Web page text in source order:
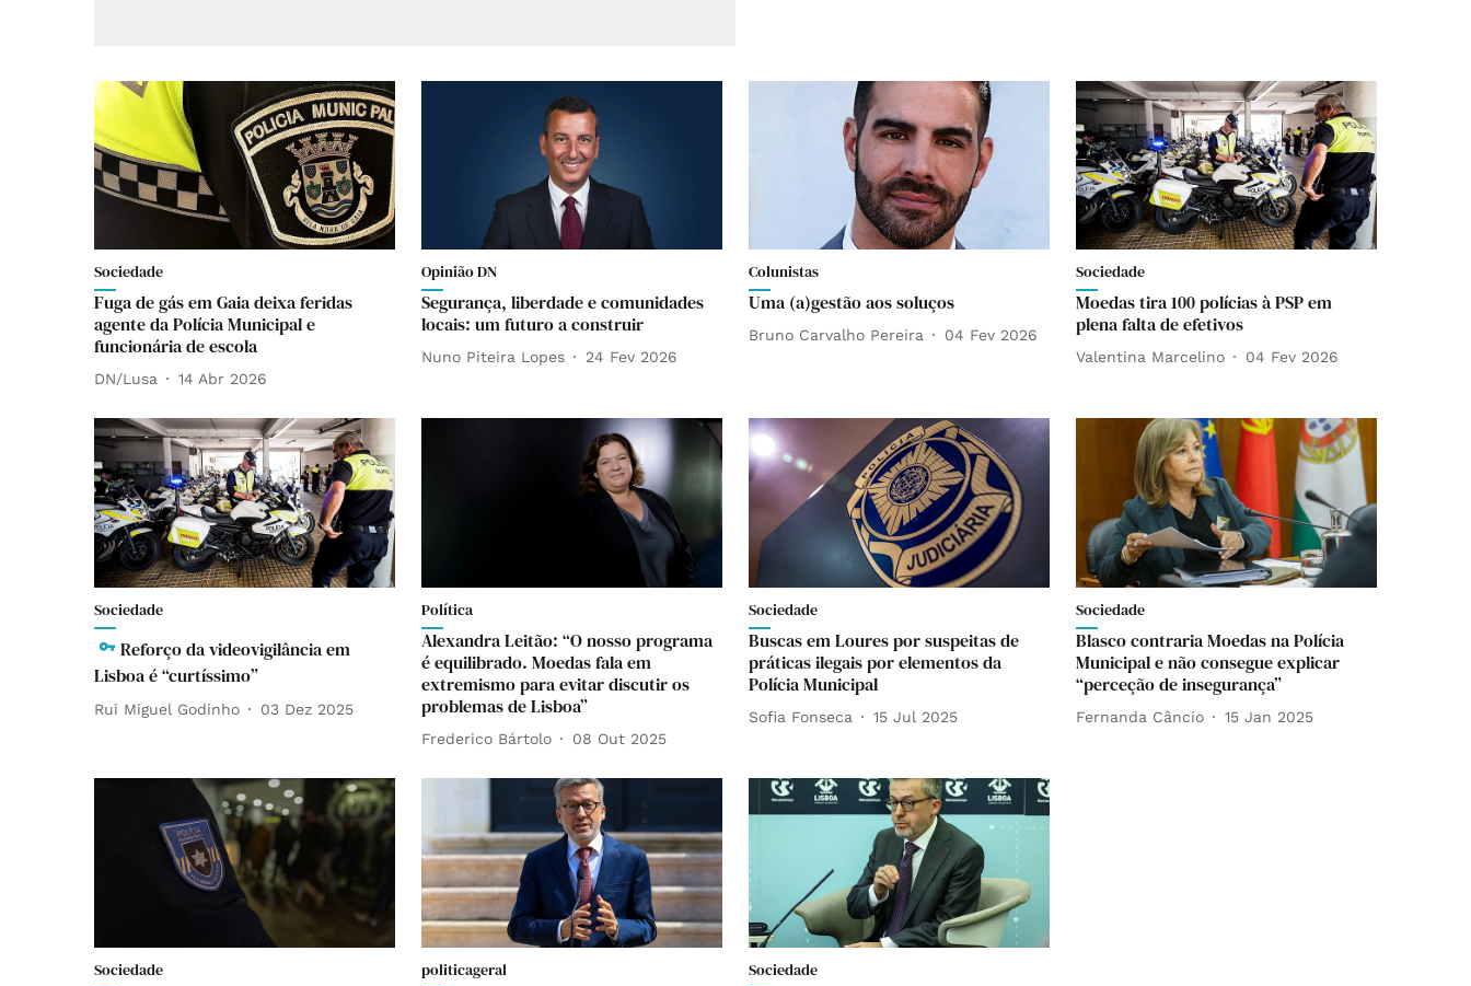
Sociedade
Fuga de gás em Gaia deixa feridas
agente da Polícia Municipal e
funcionária de escola
DN/Lusa 14 Abr 2026
Opinião DN
Segurança, liberdade e comunidades
locais: um futuro a construir
Nuno Piteira Lopes 24 Fev 2026
Colunistas
Uma (a)gestão aos soluços
Bruno Carvalho Pereira 04 Fev 2026
Sociedade
Moedas tira 100 polícias à PSP em
plena falta de efetivos
Valentina Marcelino 04 Fev 2026
Sociedade
Reforço da videovigilância em
Lisboa é “curtíssimo”
Rui Miguel Godinho 03 Dez 2025
Política
Alexandra Leitão: “O nosso programa
é equilibrado. Moedas fala em
extremismo para evitar discutir os
problemas de Lisboa”
Frederico Bártolo 08 Out 2025
Sociedade
Buscas em Loures por suspeitas de
práticas ilegais por elementos da
Polícia Municipal
Sofia Fonseca 15 Jul 2025
Sociedade
Blasco contraria Moedas na Polícia
Municipal e não consegue explicar
“perceção de insegurança”
Fernanda Câncio 15 Jan 2025
Sociedade politicageral Sociedade